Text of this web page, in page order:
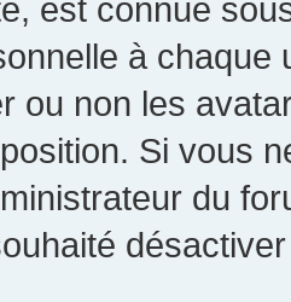
est connue
à chaque
ou non les
Si vous
du